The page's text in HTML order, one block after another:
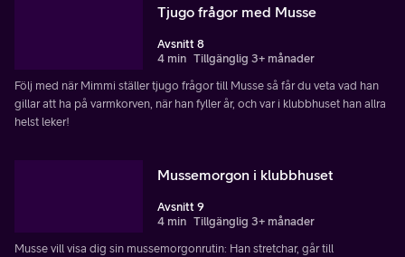
Tjugo frågor med Musse
Avsnitt 8
4 min Tillgänglig 3+ månader
Följ med när Mimmi ställer tjugo frågor till Musse så får du veta vad han
gillar att ha på varmkorven, när han fyller år, och var i klubbhuset han allra
helst leker!
Mussemorgon i klubbhuset
Avsnitt 9
4 min Tillgänglig 3+ månader
Musse vill visa dig sin mussemorgonrutin: Han stretchar, går till